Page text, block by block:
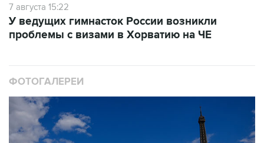
7 августа 15:22
У ведущих гимнасток России возникли
проблемы с визами в Хорватию на ЧЕ
ФОТОГАЛЕРЕИ